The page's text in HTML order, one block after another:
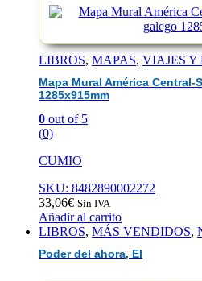
LIBROS, MAPAS, VIAJES Y
Mapa Mural América
1285x915mm
0 out of 5
(0)
CUMIO
SKU: 8482890002272
33,06€ Sin IVA
Añadir al carrito
LIBROS, MÁS VENDIDOS,
Poder del ahora, El